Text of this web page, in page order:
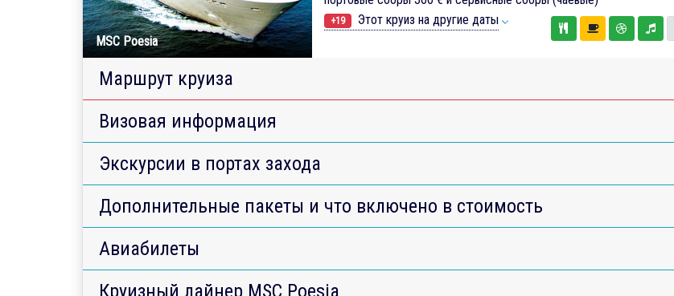
MSC Poesia
+19 Этот круиз на другие даты
Маршрут круиза
Визовая информация
Экскурсии в портах захода
Дополнительные пакеты и что включено в стоимость
Авиабилеты
Круизный лайнер MSC Poesia